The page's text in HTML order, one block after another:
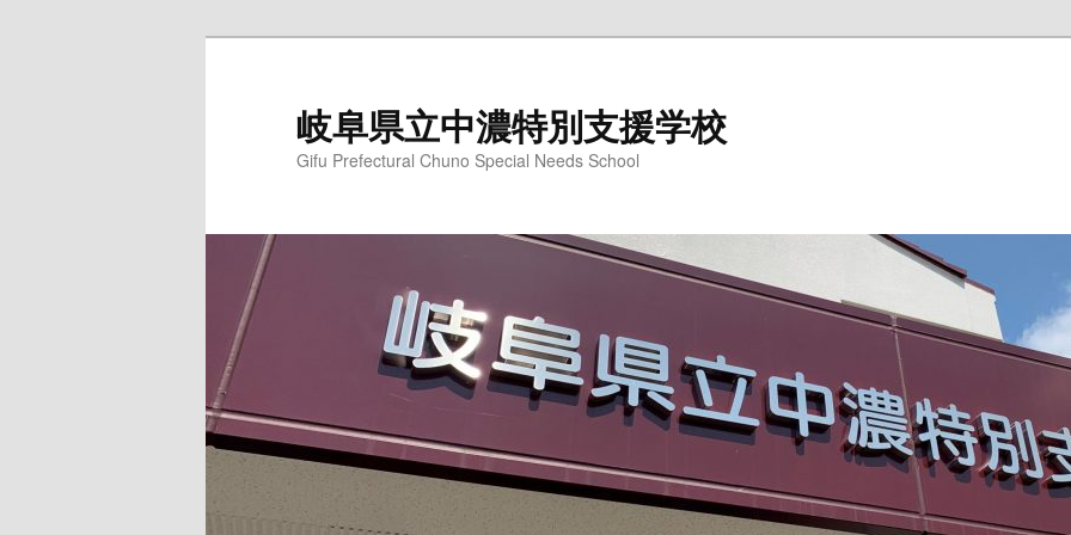
岐阜県立中濃特別支援学校
Gifu Prefectural Chuno Special Needs School